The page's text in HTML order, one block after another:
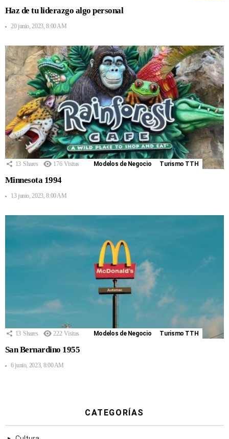
Haz de tu liderazgo algo personal
20 junio, 2023, 8:00 AM
13 Shares 176 Visitas Modelos de Negocio Turismo TTH
Minnesota 1994
13 junio, 2023, 8:00 AM
13 Shares 222 Visitas Modelos de Negocio Turismo TTH
San Bernardino 1955
6 junio, 2023, 8:00 AM
CATEGORÍAS